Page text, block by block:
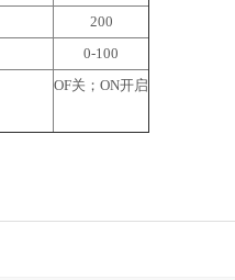
200
0-100
OF关；ON开启